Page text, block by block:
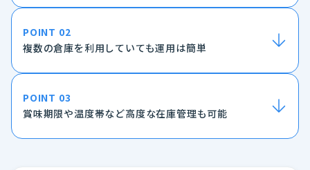
POINT 02
複数の倉庫を利用していても運用は簡単
POINT 03
賞味期限や温度帯など高度な在庫管理も可能